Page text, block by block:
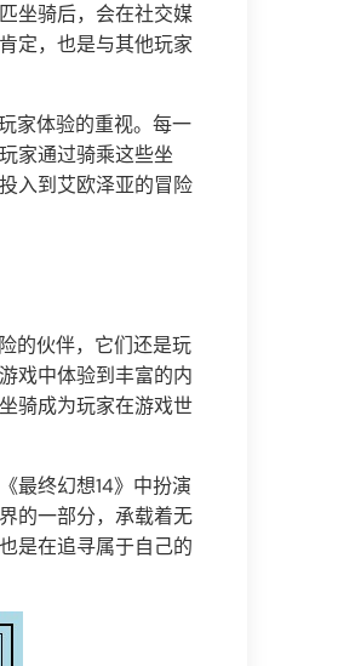
坐骑后，会在社交媒
定，也是与其他玩家
家体验的重视。每一
家通过骑乘这些坐
入到艾欧泽亚的冒险
的伙伴，它们还是玩
戏中体验到丰富的内
骑成为玩家在游戏世
最终幻想14》中扮演
的一部分，承载着无
是在追寻属于自己的